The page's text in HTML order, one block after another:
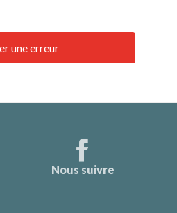
une erreur
Nous suivre